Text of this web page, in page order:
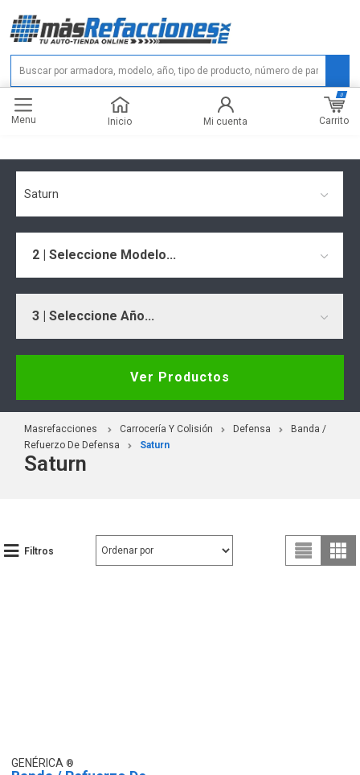
Menu Inicio Mi cuenta Carrito
0
Saturn
2 | Seleccione Modelo...
3 | Seleccione Año...
Ver Productos
Masrefacciones Carrocería Y Colisión Defensa
Banda /
Refuerzo De Defensa
Saturn
Saturn
Filtros
GENÉRICA